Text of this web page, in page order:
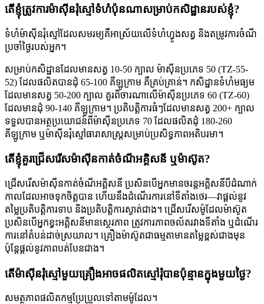
តើខ្ញុំត្រូវការម៉ាស៊ីនរុំស្មៅទំហំប៉ុនណាសម្រាប់កសិដ្ឋានរបស់ខ្ញុំ?
ទំហំម៉ាស៊ីនរុំស្មៅដែលសមរម្យគឺអាស្រ័យលើទំហំហ្វូងសត្វ និងតម្រូវការចំណី
ប្រចាំថ្ងៃរបស់អ្នក។
សម្រាប់កសិដ្ឋានដែលមានសត្វ 10-50 ក្បាល ម៉ាស៊ីនប្រភេទ 50 (TZ-55-
52) ដែលផលិតបានដុំ 65-100 គីឡូក្រាម គឺគ្រប់គ្រាន់។ កសិដ្ឋានទំហំមធ្យម
ដែលមានសត្វ 50-200 ក្បាល គួរពិចារណាលើម៉ាស៊ីនប្រភេទ 60 (TZ-60)
ដែលមានដុំ 90-140 គីឡូក្រាម។ ប្រតិបត្តិការធំៗដែលមានសត្វ 200+ ក្បាល
ទទួលបានអត្ថប្រយោជន៍ពីម៉ាស៊ីនប្រភេទ 70 ដែលផលិតដុំ 180-260
គីឡូក្រាម ឬម៉ាស៊ីនរុំស្មៅធារាសាស្ត្រសម្រាប់ប្រសិទ្ធភាពអតិបរមា។
តើខ្ញុំគួរជ្រើសរើសម៉ាស៊ីនកាត់ចំណីអគ្គិសនី ឬម៉ាស៊ូត?
ជ្រើសរើសម៉ាស៊ីនកាត់ចំណីអគ្គិសនី ប្រសិនបើអ្នកមានចរន្តអគ្គិសនីបីដំណាក់
កាលដែលអាចទុកចិត្តបាន ហើយនឹងដំណើរការនៅទីតាំងថេរ—វាផ្តល់នូវ
តម្លៃប្រតិបត្តិការទាប និងប្រតិបត្តិការស្ងាត់ជាង។ ជ្រើសរើសម៉ូដែលម៉ាស៊ូត
ប្រសិនបើអ្នកខ្វះអគ្គិសនីមានស្ថេរភាព ត្រូវការភាពចល័តរវាងទីតាំង ឬដំណើរ
ការនៅតំបន់ដាច់ស្រយាល។ គ្រឿងម៉ាស៊ូតជាធម្មតាមានតម្លៃខ្ពស់ជាងមុន
ប៉ុន្តែផ្តល់នូវភាពបត់បែនជាង។
តើម៉ាស៊ីនរុំស្មៅមួយគ្រឿងអាចផលិតស្មៅរុំបានប៉ុន្មានក្នុងមួយថ្ងៃ?
សមត្ថភាពផលិតកម្មប្រែប្រួលទៅតាមម៉ូដែល។